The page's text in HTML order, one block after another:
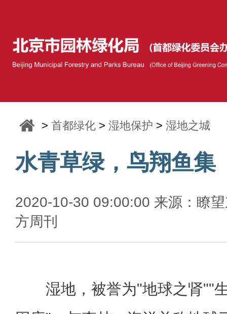
>首都绿化 >湿地保护 >湿地之城
水青草绿，鸟翔鱼集
2020-10-30 09:00:00 来源：瞭
方周刊
湿地，被誉为"地球之肾""生